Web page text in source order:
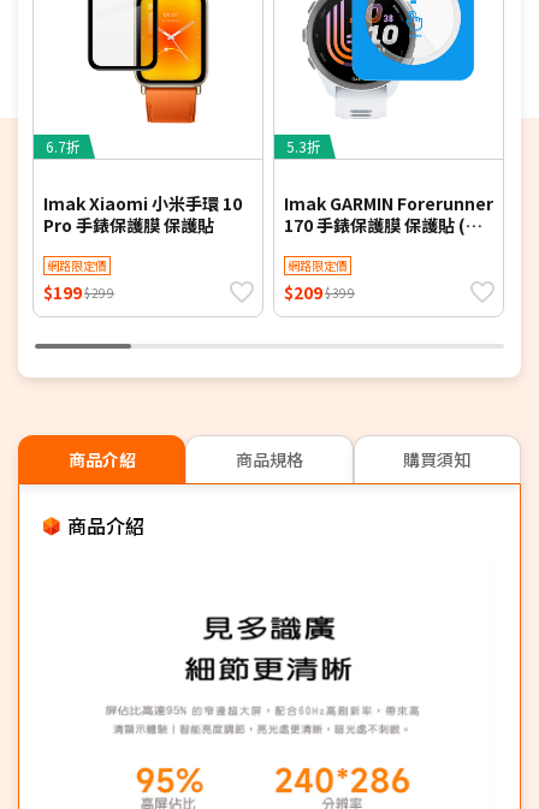
6.7折
Imak Xiaomi 小米手環 10
Pro 手錶保護膜 保護貼
網路限定價
$199$299
5.3折
Imak GARMIN Forerunner
170 手錶保護膜 保護貼 (定
網路限定價
$209$399
商品介紹 商品規格 購買須知
商品介紹